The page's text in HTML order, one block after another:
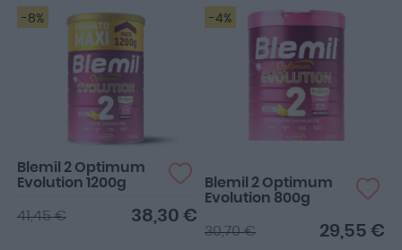
-8%
Blemil 2 Optimum
Evolution 1200g
38,30 €
41,45 €
-4%
Buen precio
Blemil 2 Optimum
Evolution 800g
29,55 €
30,70 €